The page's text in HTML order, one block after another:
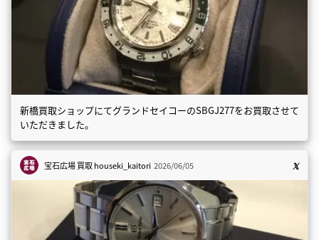
新橋買取ショップにてグランドセイコーのSBGJ277をお買取させて
いただきました。
宝石広場 買取houseki_kaitori 2026/06/05